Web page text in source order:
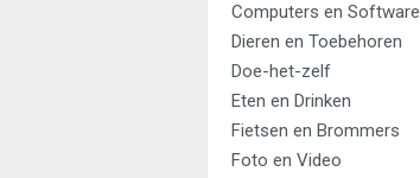
Computers en Software
Dieren en Toebehoren
Doe-het-zelf
Eten en Drinken
Fietsen en Brommers
Foto en Video